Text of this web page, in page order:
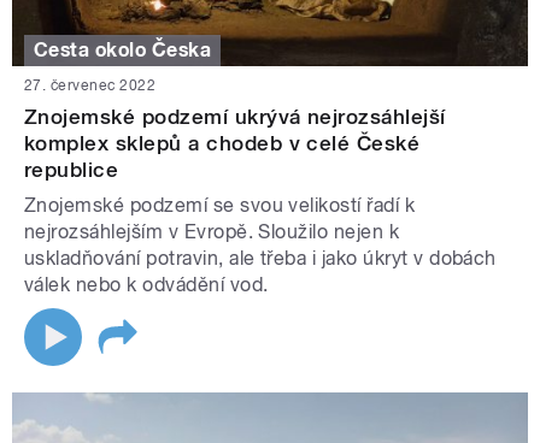
Cesta okolo Česka
27. červenec 2022
Znojemské podzemí ukrývá nejrozsáhlejší
komplex sklepů a chodeb v celé České
republice
Znojemské podzemí se svou velikostí řadí k
nejrozsáhlejším v Evropě. Sloužilo nejen k
uskladňování potravin, ale třeba i jako úkryt v dobách
válek nebo k odvádění vod.